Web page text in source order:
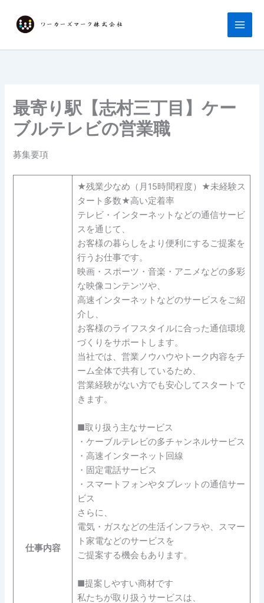
ス
最寄り駅【志村三丁目】ケー
ブルテレビの営業職
募集要項
仕事内容
★残業少なめ（月15時間程度）★未経験ス
タート多数★高い定着率
テレビ・インターネットなどの通信サービ
スを通じて、
お客様の暮らしをより便利にするご提案を
行うお仕事です。
映画・スポーツ・音楽・アニメなどの多彩
な映像コンテンツや、
高速インターネットなどのサービスをご紹
介し、
お客様のライフスタイルに合った通信環境
づくりをサポートします。
当社では、営業ノウハウやトーク内容をチ
ーム全体で共有しているため、
営業経験がない方でも安心してスタートで
きます。
■取り扱う主なサービス
・ケーブルテレビの多チャンネルサービス
・高速インターネット回線
・固定電話サービス
・スマートフォンやタブレットの通信サー
ビス
さらに、
電気・ガスなどの生活インフラや、スマー
ト家電などのサービスを
ご提案する機会もあります。
■提案しやすい商材です
私たちが取り扱うサービスは、